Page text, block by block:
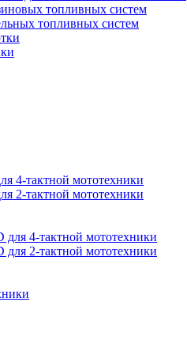
топливных систем
топливных систем
4-тактной мототехники
2-тактной мототехники
4-тактной мототехники
2-тактной мототехники